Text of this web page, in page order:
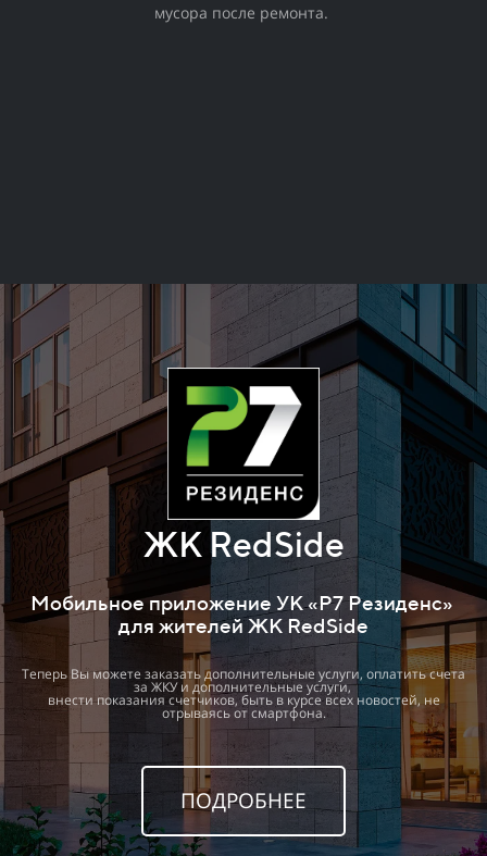
мусора после ремонта.
ЖК RedSide
Мобильное приложение УК «Р7 Резиденс»
для жителей ЖК RedSide
Теперь Вы можете заказать дополнительные услуги, оплатить счета
за ЖКУ и дополнительные услуги,
внести показания счетчиков, быть в курсе всех новостей, не
отрываясь от смартфона.
ПОДРОБНЕЕ